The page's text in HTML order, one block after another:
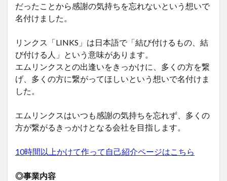
だったことから感謝の気持ちを忘れないという想いで
名付けました。
リンクス「LINKS」は日本語で「結び付けるもの、結
び付ける人」という意味があります。
エムリンクスとの出逢いをきっかけに、多くの方を繋
げ、多くの方に繋がってほしいという想いで名付けま
した。
エムリンクスはいつも感謝の気持ちを忘れず、多くの
方が繋がるきっかけとなる会社を目指します。
10時間以上かけて作って自己紹介ページはこちら
◎事業内容